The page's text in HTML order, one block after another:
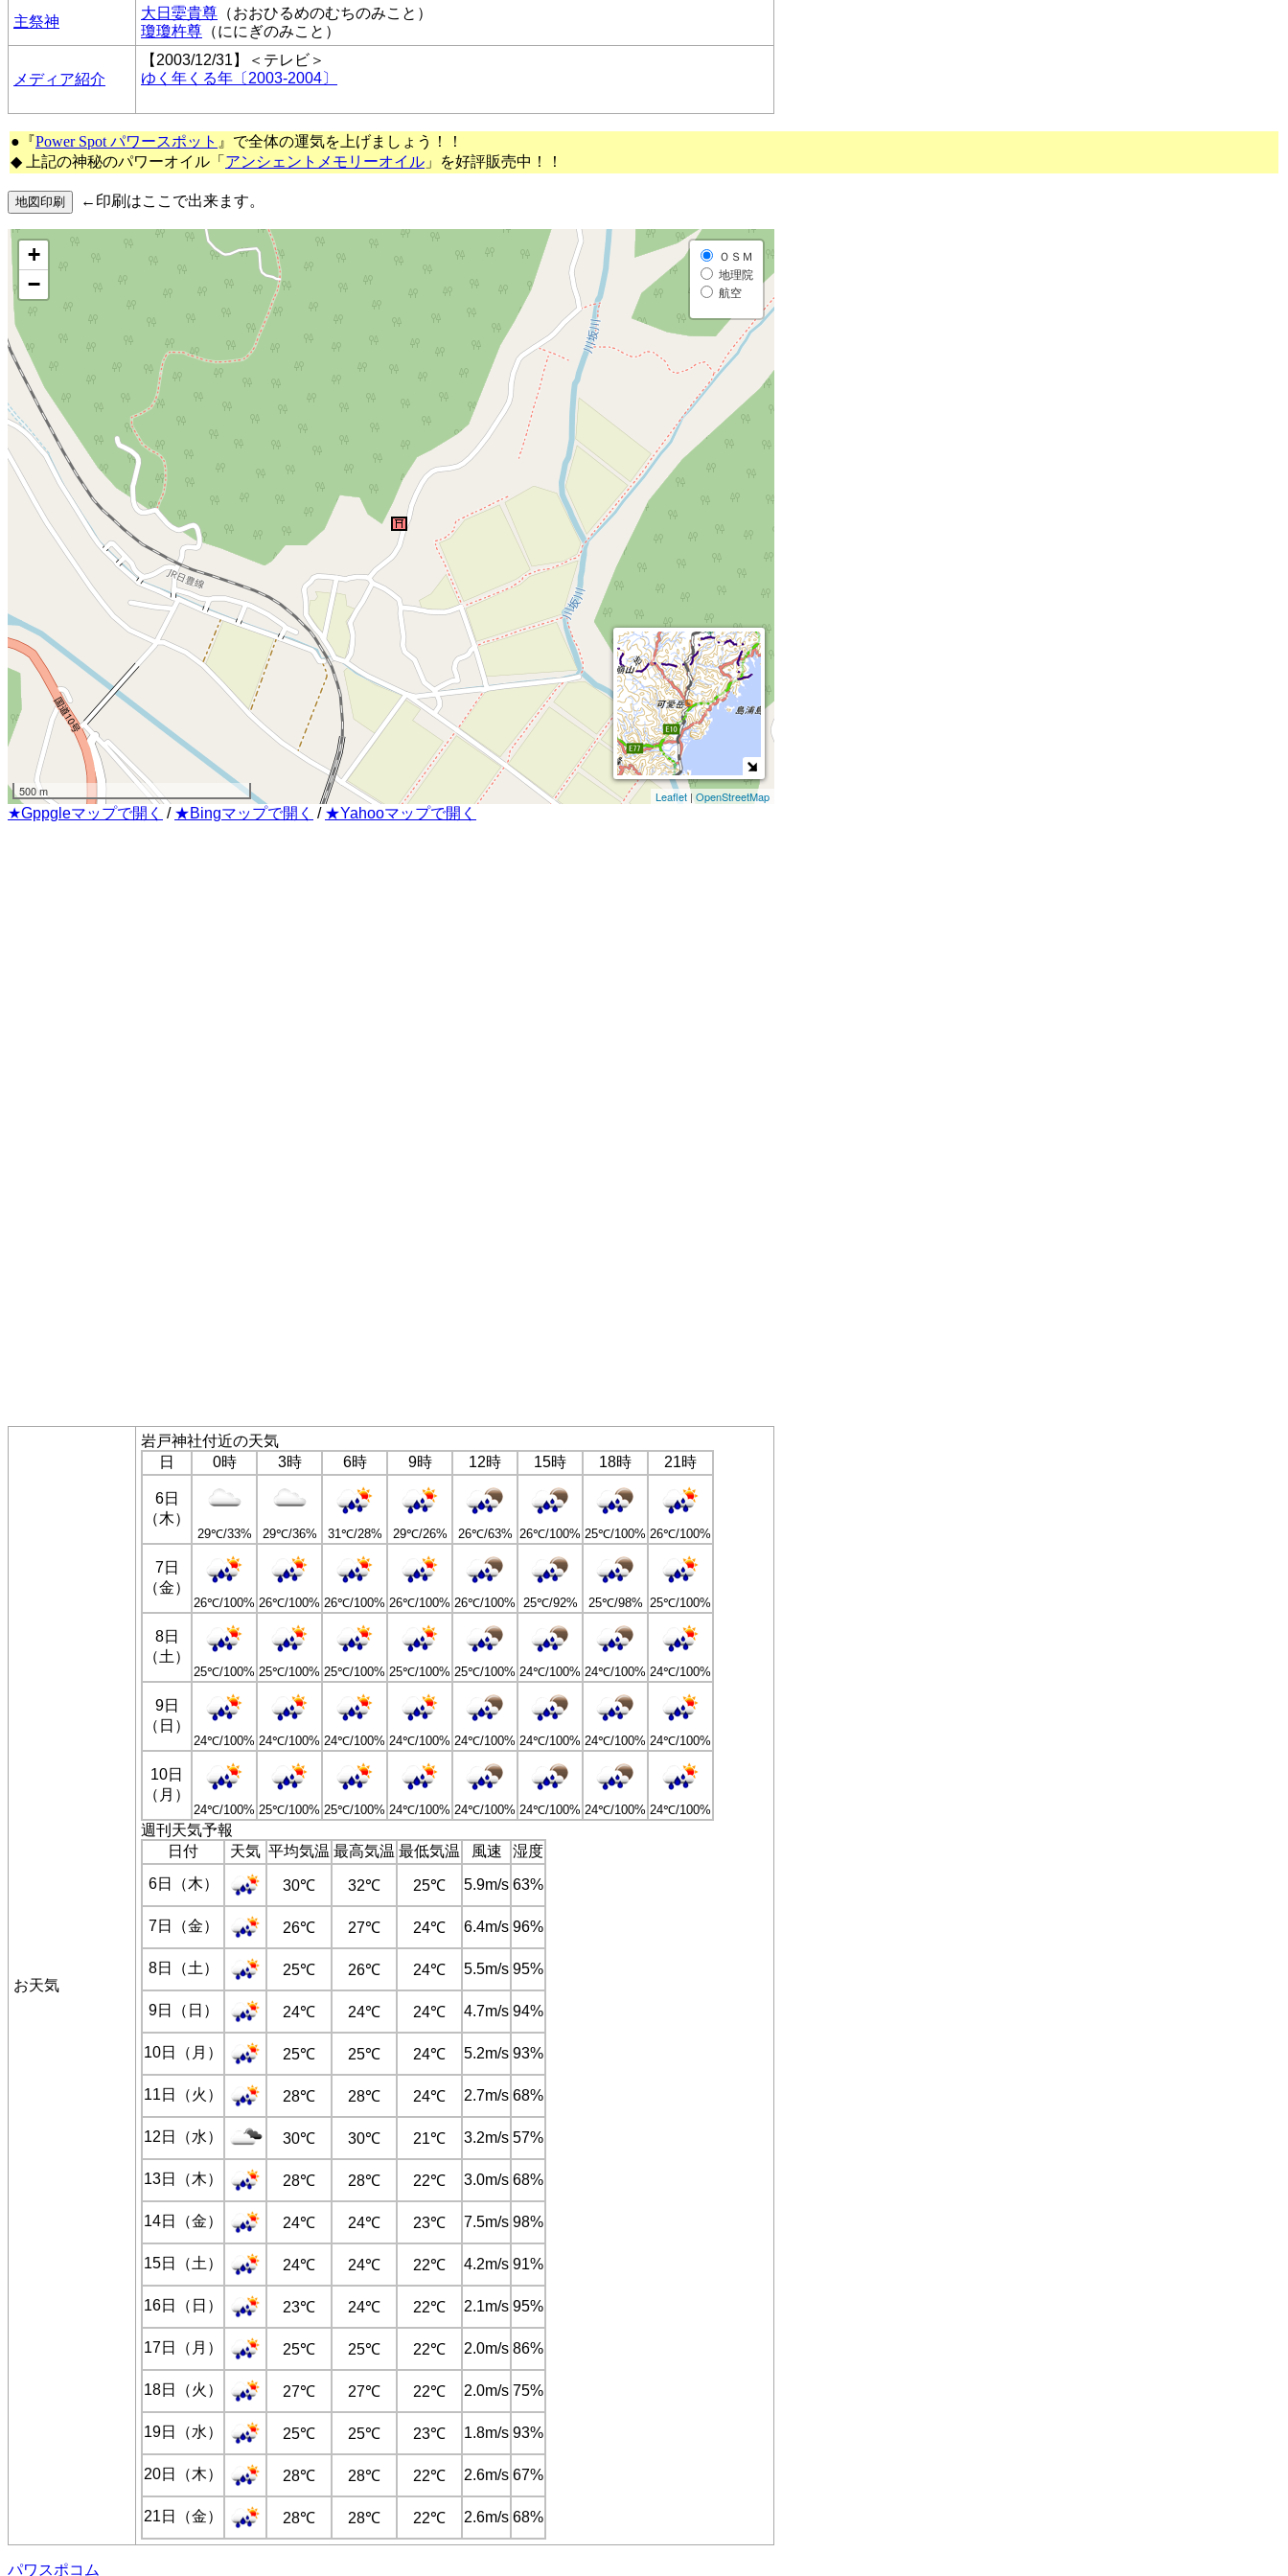
主祭神
大日孁貴尊 （おおひるめのむちのみこと）
瓊瓊杵尊 （ににぎのみこと）
メディア紹介
【2003/12/31】＜テレビ＞
ゆく年くる年〔2003-2004〕
●『Power Spot パワースポット 』で全体の運気を上げましょう！！
◆ 上記の神秘のパワーオイル「 アンシェントメモリーオイル 」を好評販売中！！
←印刷はここで出来ます。
+
−
ＯＳＭ
地理院
航空
500 m Leaflet | OpenStreetMap
★Gppgleマップで開く / ★Bingマップで開く / ★Yahooマップで開く
お天気
岩戸神社付近の天気
日
0時 3時 6時 9時 12時 15時 18時 21時
6日
（木）
29℃/33% 29℃/36% 31℃/28% 29℃/26% 26℃/63% 26℃/100% 25℃/100% 26℃/100%
7日
（金）
26℃/100% 26℃/100% 26℃/100% 26℃/100% 26℃/100% 25℃/92% 25℃/98% 25℃/100%
8日
（土）
25℃/100% 25℃/100% 25℃/100% 25℃/100% 25℃/100% 24℃/100% 24℃/100% 24℃/100%
9日
（日）
24℃/100% 24℃/100% 24℃/100% 24℃/100% 24℃/100% 24℃/100% 24℃/100% 24℃/100%
10日
（月）
24℃/100% 25℃/100% 25℃/100% 24℃/100% 24℃/100% 24℃/100% 24℃/100% 24℃/100%
週刊天気予報
日付
天気 平均気温 最高気温 最低気温 風速
湿度
6日（木）
30℃ 32℃ 25℃ 5.9m/s 63%
7日（金） 26℃ 27℃ 24℃ 6.4m/s 96%
8日（土） 25℃ 26℃ 24℃ 5.5m/s 95%
9日（日） 24℃ 24℃ 24℃ 4.7m/s 94%
10日（月） 25℃ 25℃ 24℃ 5.2m/s 93%
11日（火） 28℃ 28℃ 24℃ 2.7m/s 68%
12日（水） 30℃ 30℃ 21℃ 3.2m/s 57%
13日（木） 28℃ 28℃ 22℃ 3.0m/s 68%
14日（金） 24℃ 24℃ 23℃ 7.5m/s 98%
15日（土） 24℃ 24℃ 22℃ 4.2m/s 91%
16日（日） 23℃ 24℃ 22℃ 2.1m/s 95%
17日（月） 25℃ 25℃ 22℃ 2.0m/s 86%
18日（火） 27℃ 27℃ 22℃ 2.0m/s 75%
19日（水） 25℃ 25℃ 23℃ 1.8m/s 93%
20日（木） 28℃ 28℃ 22℃ 2.6m/s 67%
21日（金） 28℃ 28℃ 22℃ 2.6m/s 68%
パワスポコム